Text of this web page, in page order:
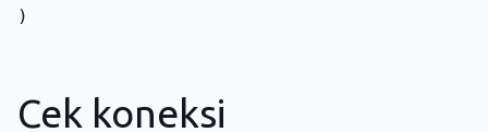
)
Cek koneksi